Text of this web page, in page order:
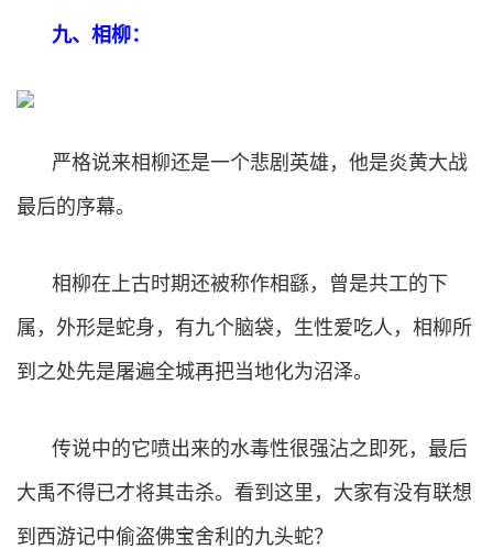
九、相柳：
严格说来相柳还是一个悲剧英雄，他是炎黄大战
最后的序幕。
相柳在上古时期还被称作相繇，曾是共工的下
属，外形是蛇身，有九个脑袋，生性爱吃人，相柳所
到之处先是屠遍全城再把当地化为沼泽。
传说中的它喷出来的水毒性很强沾之即死，最后
大禹不得已才将其击杀。看到这里，大家有没有联想
到西游记中偷盗佛宝舍利的九头蛇？